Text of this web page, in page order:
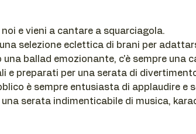
e vieni a cantare a squarciagola.
selezione eclettica di brani per
ballad emozionante, c'è sempre una
e preparati per una serata di
è sempre entusiasta di applaudire e
serata indimenticabile di musica,